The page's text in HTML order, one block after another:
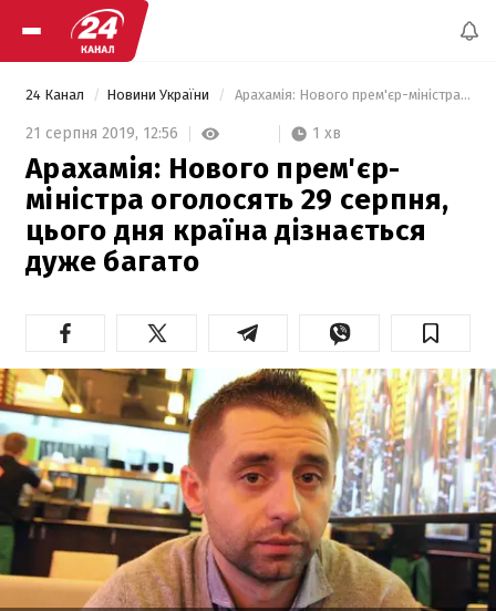
24 Канал Новини України Арахамія: Нового прем'єр-міністра оголосять 29 серпня, цього дня країна дізнається дуже багато
21 серпня 2019, 12:56 1 хв
Арахамія: Нового прем'єр-
міністра оголосять 29 серпня,
цього дня країна дізнається
дуже багато